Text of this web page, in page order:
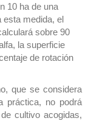
10 ha de una
esta medida, el
sobre 90
la superficie
de rotación
que se considera
práctica, no podrá
cultivo acogidas,